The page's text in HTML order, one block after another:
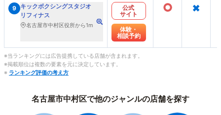
9 キックボクシングスタジオ
リフィナス
名古屋市中村区役所から1m
公式
サイト
体験・
相談予約
○ ×
※当ランキングには広告提携している店舗が含まれます。
※掲載順位は複数の要素を元に決定しています。
※ ランキング評価の考え方
名古屋市中村区で他のジャンルの店舗を探す